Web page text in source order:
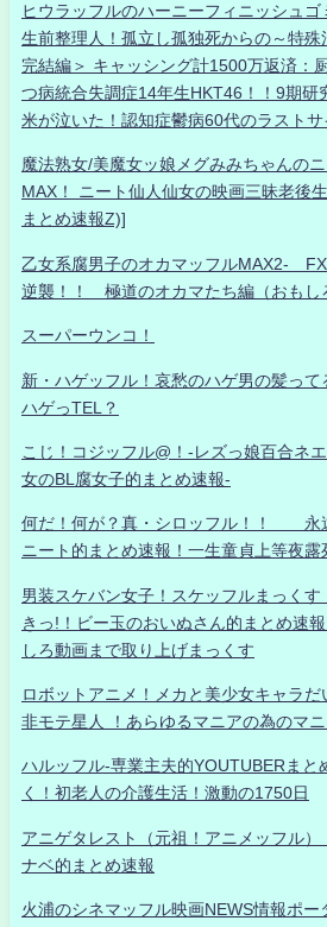
ヒウラッフルのハーニーフィニッシュゴ
生前整理人！孤立し孤独死からの～特
完結編＞ キャッシング計1500万返済：
つ病統合失調症14年生HKT46！！9期研
米が泣いた！認知症鬱病60代のラスト
魔法熟女/美魔女ッ娘メグみみちゃんの
MAX！ ニート仙人仙女の映画三昧老後
まとめ速報Z)]
乙女系腐男子のオカマッフルMAX2-
逆襲！！ 極道のオカマたち編（おもし
スーパーウンコ！
新・ハゲッフル！哀愁のハゲ男の髪って
ハゲっTEL？
こじ！コジッフル@！-レズっ娘百合ネ
女のBL腐女子的まとめ速報-
何だ！何が？真・シロッフル！！ 永
ニート的まとめ速報！一生童貞上等夜露
男装スケバン女子！スケッフルまっくす
きっ!！ビー玉のおいぬさん的まとめ速
しろ動画まで取り上げまっくす
ロボットアニメ！メカと美少女キャラだ
非モテ星人 ！あらゆるマニアの為のマ
ハルッフル-専業主夫的YOUTUBERまと
く！初老人の介護生活！激動の1750日
アニゲタレスト（元祖！アニメッフル
ナベ的まとめ速報
火浦のシネマッフル映画NEWS情報ポー